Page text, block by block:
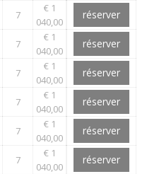
7
€ 1
040,00
réserver
7
€ 1
040,00
réserver
7
€ 1
040,00
réserver
7
€ 1
040,00
réserver
7
€ 1
040,00
réserver
7
€ 1
040,00
réserver